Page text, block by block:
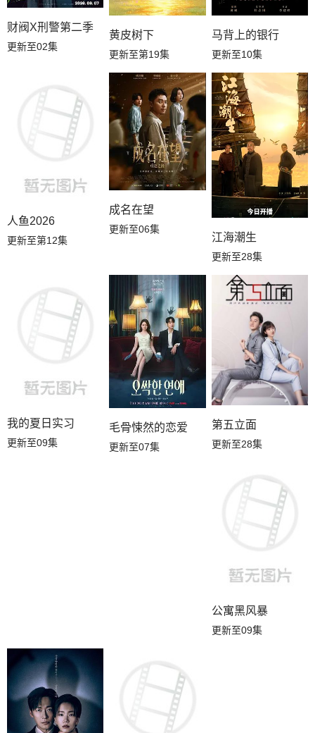
财阀X刑警第二季
更新至02集
黄皮树下
更新至第19集
马背上的银行
更新至10集
人鱼2026
更新至第12集
成名在望
更新至06集
江海潮生
更新至28集
我的夏日实习
更新至09集
毛骨悚然的恋爱
更新至07集
第五立面
更新至28集
公寓黑风暴
更新至09集